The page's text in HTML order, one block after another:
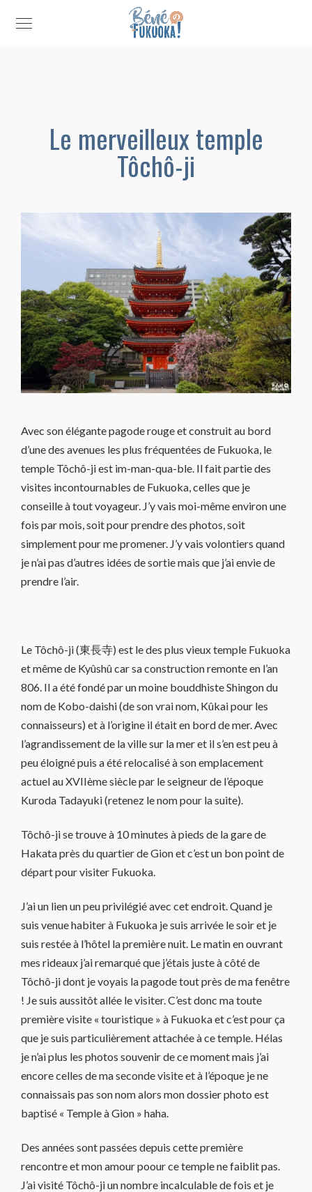
Le merveilleux temple
Tôchô-ji
Avec son élégante pagode rouge et construit au bord
d’une des avenues les plus fréquentées de Fukuoka, le
temple Tôchô-ji est im-man-qua-ble. Il fait partie des
visites incontournables de Fukuoka, celles que je
conseille à tout voyageur. J’y vais moi-même environ une
fois par mois, soit pour prendre des photos, soit
simplement pour me promener. J’y vais volontiers quand
je n’ai pas d’autres idées de sortie mais que j’ai envie de
prendre l’air.
Le Tôchô-ji (東長寺) est le des plus vieux temple Fukuoka
et même de Kyûshû car sa construction remonte en l’an
806. Il a été fondé par un moine bouddhiste Shingon du
nom de Kobo-daishi (de son vrai nom, Kûkai pour les
connaisseurs) et à l’origine il était en bord de mer. Avec
l’agrandissement de la ville sur la mer et il s’en est peu à
peu éloigné puis a été relocalisé à son emplacement
actuel au XVIIème siècle par le seigneur de l’époque
Kuroda Tadayuki (retenez le nom pour la suite).
Tôchô-ji se trouve à 10 minutes à pieds de la gare de
Hakata près du quartier de Gion et c’est un bon point de
départ pour visiter Fukuoka.
J’ai un lien un peu privilégié avec cet endroit. Quand je
suis venue habiter à Fukuoka je suis arrivée le soir et je
suis restée à l’hôtel la première nuit. Le matin en ouvrant
mes rideaux j’ai remarqué que j’étais juste à côté de
Tôchô-ji dont je voyais la pagode tout près de ma fenêtre
! Je suis aussitôt allée le visiter. C’est donc ma toute
première visite « touristique » à Fukuoka et c’est pour ça
que je suis particulièrement attachée à ce temple. Hélas
je n’ai plus les photos souvenir de ce moment mais j’ai
encore celles de ma seconde visite et à l’époque je ne
connaissais pas son nom alors mon dossier photo est
baptisé « Temple à Gion » haha.
Des années sont passées depuis cette première
rencontre et mon amour poour ce temple ne faiblit pas.
J’ai visité Tôchô-ji un nombre incalculable de fois et je